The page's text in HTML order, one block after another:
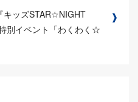
キッズSTAR☆NIGHT
別イベント「わくわく☆